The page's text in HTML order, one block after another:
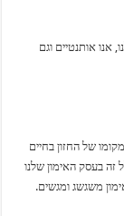
אנו אותנטיים וגם
של החזון בחיים
זה בעסק האימון שלנו
משגשג ומגשים.